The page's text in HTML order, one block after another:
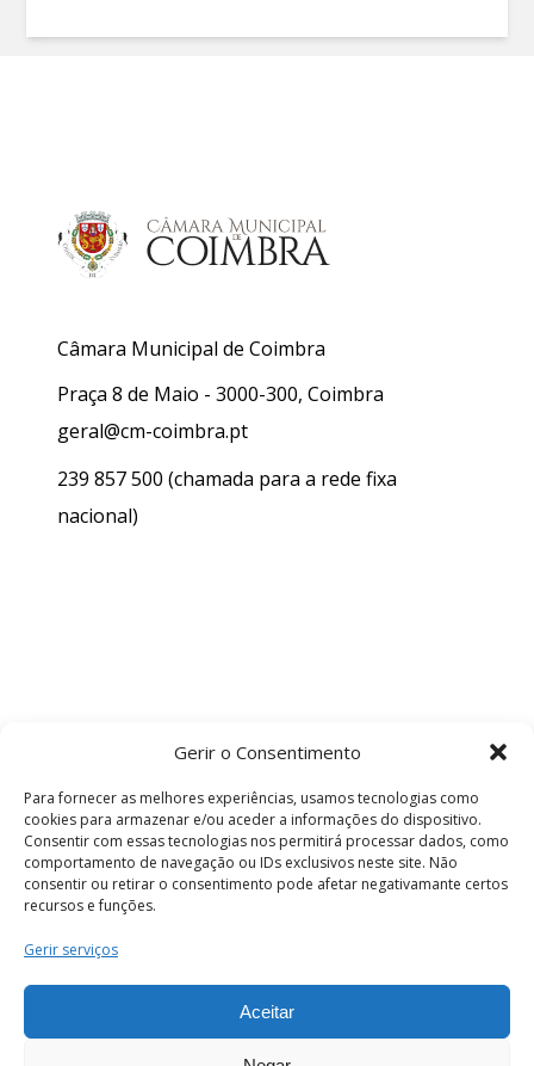
Gerir o Consentimento
Para fornecer as melhores experiências, usamos tecnologias como
cookies para armazenar e/ou aceder a informações do dispositivo.
Consentir com essas tecnologias nos permitirá processar dados, como
comportamento de navegação ou IDs exclusivos neste site. Não
consentir ou retirar o consentimento pode afetar negativamante certos
recursos e funções.
Gerir serviços
Aceitar
Câmara Municipal de Coimbra
Praça 8 de Maio - 3000-300, Coimbra
geral@cm-coimbra.pt
239 857 500 (chamada para a rede fixa
nacional)
Termos e Condições
os direitos reservados.